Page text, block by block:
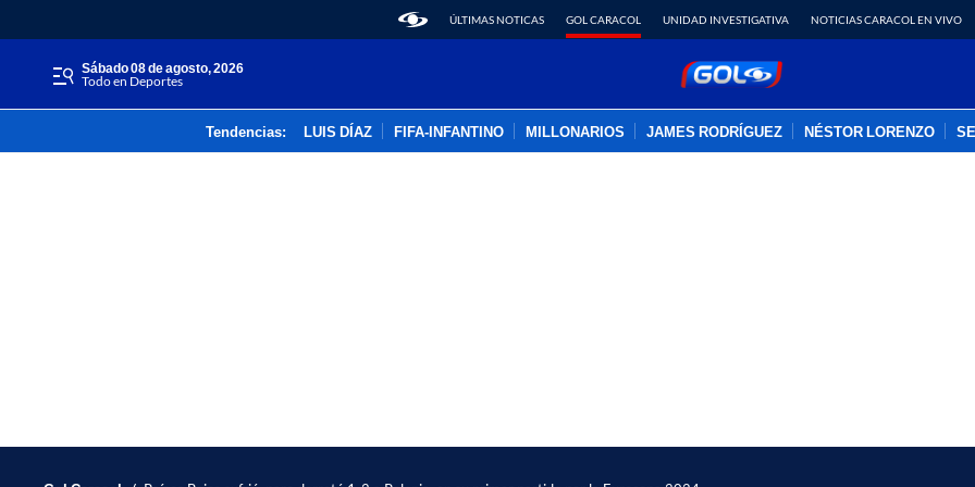
ÚLTIMAS NOTICAS GOL CARACOL UNIDAD INVESTIGATIVA NOTICIAS CARACOL EN VIVO
sábado 08 de agosto, 2026
Todo en Deportes
Tendencias: LUIS DÍAZ FIFA-INFANTINO MILLONARIOS JAMES RODRÍGUEZ NÉSTOR LORENZO